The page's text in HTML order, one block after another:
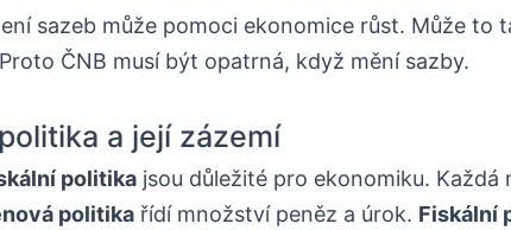
sazeb může pomoci ekonomice růst. Může to
ČNB musí být opatrná, když mění sazby.
a její zázemí
politika jsou důležité pro ekonomiku. Každá
politika řídí množství peněz a úrok. Fiskální